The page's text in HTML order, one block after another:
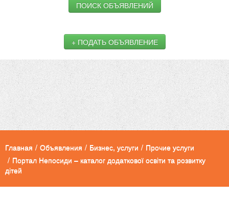
ПОИСК ОБЪЯВЛЕНИЙ
+ ПОДАТЬ ОБЪЯВЛЕНИЕ
Главная / Объявления / Бизнес, услуги / Прочие услуги
/ Портал Непосиди – каталог додаткової освіти та розвитку
дітей